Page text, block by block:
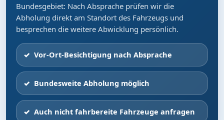
Bundesgebiet: Nach Absprache prüfen wir die
Abholung direkt am Standort des Fahrzeugs und
besprechen die weitere Abwicklung persönlich.
Vor-Ort-Besichtigung nach Absprache
Bundesweite Abholung möglich
Auch nicht fahrbereite Fahrzeuge anfragen